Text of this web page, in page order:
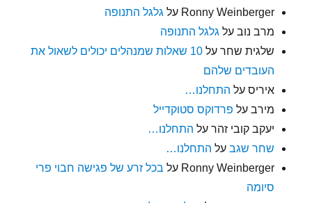
Ronny Weinberger על גלגל התנופה
מרב נוב על גלגל התנופה
שלגית שחר על
10 שאלות שמנהלים יכולים לשאול את
העובדים שלהם
איריס על התחלנו…
מירב על פרדוקס סטוקדייל
יעקב קובי זהר על התחלנו…
שחר שגב על התחלנו…
Ronny Weinberger על בכל זרע של פגישה חבוי פרי
סיומה